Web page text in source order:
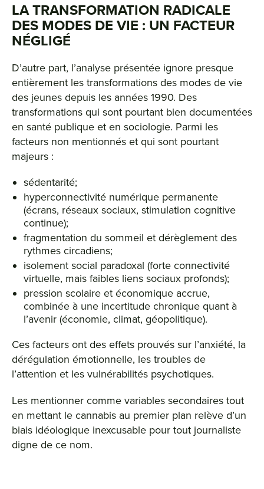
LA TRANSFORMATION RADICALE
DES MODES DE VIE : UN FACTEUR
NÉGLIGÉ
D’autre part, l’analyse présentée ignore presque
entièrement les transformations des modes de vie
des jeunes depuis les années 1990. Des
transformations qui sont pourtant bien documentées
en santé publique et en sociologie. Parmi les
facteurs non mentionnés et qui sont pourtant
majeurs :
sédentarité;
hyperconnectivité numérique permanente
(écrans, réseaux sociaux, stimulation cognitive
continue);
fragmentation du sommeil et dérèglement des
rythmes circadiens;
isolement social paradoxal (forte connectivité
virtuelle, mais faibles liens sociaux profonds);
pression scolaire et économique accrue,
combinée à une incertitude chronique quant à
l’avenir (économie, climat, géopolitique).
Ces facteurs ont des effets prouvés sur l’anxiété, la
dérégulation émotionnelle, les troubles de
l’attention et les vulnérabilités psychotiques.
Les mentionner comme variables secondaires tout
en mettant le cannabis au premier plan relève d’un
biais idéologique inexcusable pour tout journaliste
digne de ce nom.